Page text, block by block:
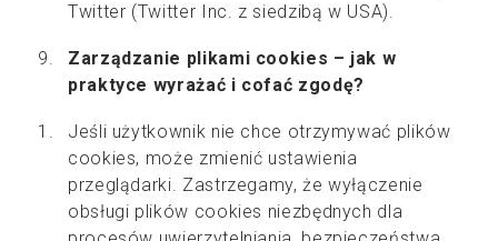
Twitter (Twitter Inc. z siedzibą w USA).
Zarządzanie plikami cookies – jak w
praktyce wyrażać i cofać zgodę?
Jeśli użytkownik nie chce otrzymywać plików
cookies, może zmienić ustawienia
przeglądarki. Zastrzegamy, że wyłączenie
obsługi plików cookies niezbędnych dla